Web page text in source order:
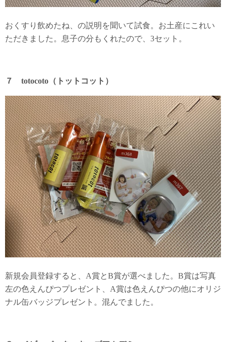
おくすり飲めたね、の説明を聞いて試食。お土産にこれい
ただきました。息子の分もくれたので、3セット。
７ totocoto（トットコット）
新規会員登録すると、A賞とB賞が選べました。B賞は写真
左の色えんぴつプレゼント、A賞は色えんぴつの他にオリジ
ナル缶バッジプレゼント。混んでました。